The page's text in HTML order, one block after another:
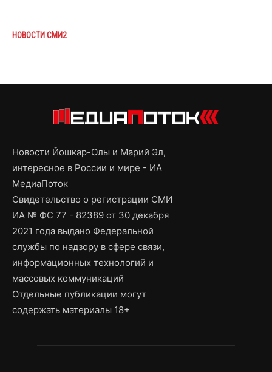
НОВОСТИ СМИ2
Новости Йошкар-Олы и Марий Эл,
интересное в России и мире - ИА
МедиаПоток
Свидетельство о регистрации СМИ
ИА № ФС 77 - 82389 от 30 декабря
2021 года выдано Федеральной
службы по надзору в сфере связи,
информационных технологий и
массовых коммуникаций
Отдельные публикации могут
содержать материалы 18+